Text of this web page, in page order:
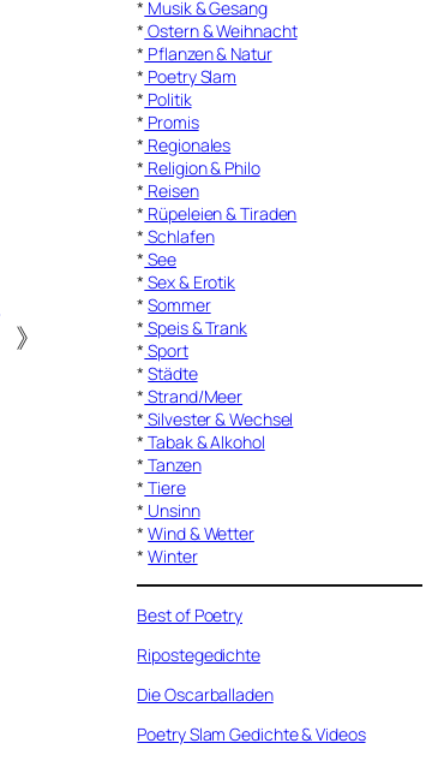
》
* Musik & Gesang
* Ostern & Weihnacht
* Pflanzen & Natur
* Poetry Slam
* Politik
* Promis
* Regionales
* Religion & Philo
* Reisen
* Rüpeleien & Tiraden
* Schlafen
* See
* Sex & Erotik
*Sommer
* Speis & Trank
* Sport
*Städte
* Strand/Meer
* Silvester & Wechsel
* Tabak & Alkohol
* Tanzen
* Tiere
* Unsinn
*Wind & Wetter
*Winter
Best of Poetry
Ripostegedichte
Die Oscarballaden
Poetry Slam Gedichte & Videos